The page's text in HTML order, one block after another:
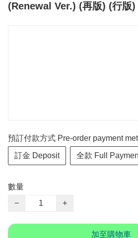
(Renewal Ver.) (再版) (行版)
預訂付款方式 Pre-order payment
訂金 Deposit 全款 Full
數量
−
+
加至購物車